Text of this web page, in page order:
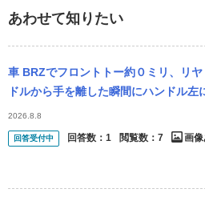
あわせて知りたい
車 BRZでフロントトー約０ミリ、リ
ドルから手を離した瞬間にハンドル
ですがリヤタイヤがかすかに右向きに
際リヤト...
2026.8.8
回答受付中 回答数： 1 閲覧数： 7 画像